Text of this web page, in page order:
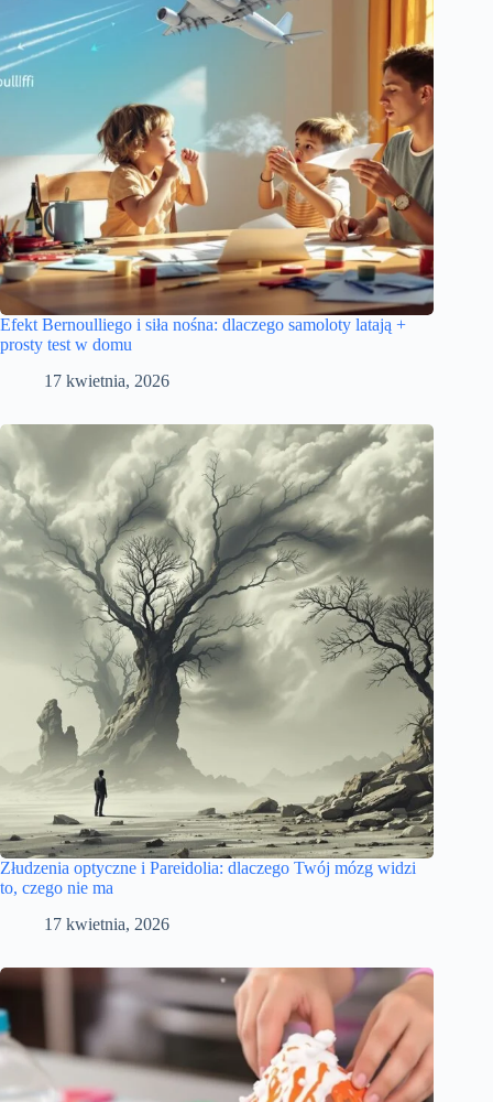
Efekt Bernoulliego i siła nośna: dlaczego samoloty latają +
prosty test w domu
17 kwietnia, 2026
Złudzenia optyczne i Pareidolia: dlaczego Twój mózg widzi
to, czego nie ma
17 kwietnia, 2026